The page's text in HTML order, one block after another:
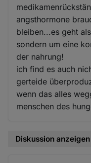
angsthormone
bleiben...es geht
sondern um eine
der nahrung!
ich find es auch
gerteide
wenn das alles
menschen des
Diskussion anzeigen